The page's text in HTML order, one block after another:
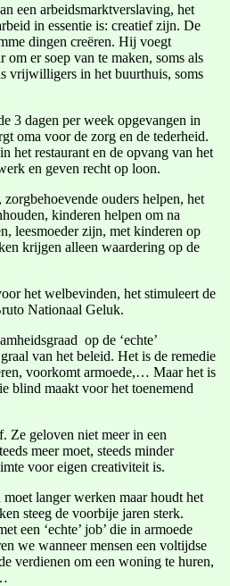
een arbeidsmarktverslaving, het
in essentie is: creatief zijn. De
dingen creëren. Hij voegt
om er soep van te maken, soms als
vrijwilligers in het buurthuis, soms
3 dagen per week opgevangen in
oma voor de zorg en de tederheid.
het restaurant en de opvang van het
en geven recht op loon.
ouders helpen, het
kinderen helpen om na
leesmoeder zijn, met kinderen op
krijgen alleen waardering op de
het welbevinden, het stimuleert de
Nationaal Geluk.
op de ‘echte’
van het beleid. Het is de remedie
voorkomt armoede,… Maar het is
blind maakt voor het toenemend
Ze geloven niet meer in een
meer moet, steeds minder
voor eigen creativiteit is.
langer werken maar houdt het
steeg de voorbije jaren sterk.
een ‘echte’ job’ die in armoede
we wanneer mensen een voltijdse
verdienen om een woning te huren,